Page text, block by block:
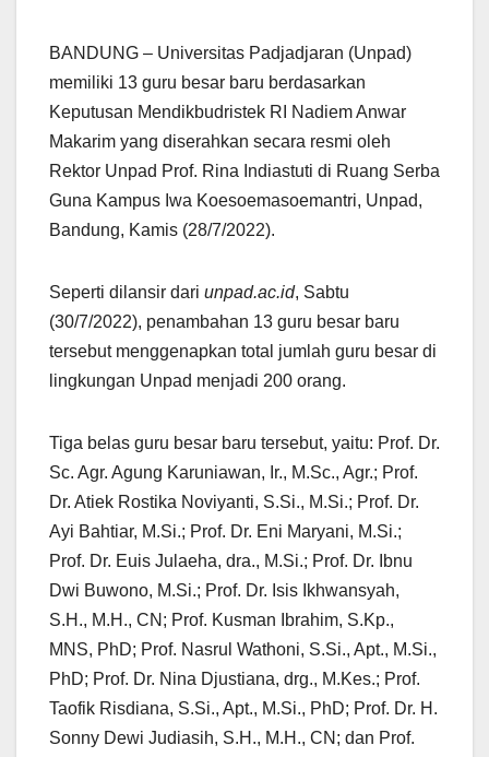
BANDUNG – Universitas Padjadjaran (Unpad)
memiliki 13 guru besar baru berdasarkan
Keputusan Mendikbudristek RI Nadiem Anwar
Makarim yang diserahkan secara resmi oleh
Rektor Unpad Prof. Rina Indiastuti di Ruang Serba
Guna Kampus Iwa Koesoemasoemantri, Unpad,
Bandung, Kamis (28/7/2022).
Seperti dilansir dari unpad.ac.id, Sabtu
(30/7/2022), penambahan 13 guru besar baru
tersebut menggenapkan total jumlah guru besar di
lingkungan Unpad menjadi 200 orang.
Tiga belas guru besar baru tersebut, yaitu: Prof. Dr.
Sc. Agr. Agung Karuniawan, Ir., M.Sc., Agr.; Prof.
Dr. Atiek Rostika Noviyanti, S.Si., M.Si.; Prof. Dr.
Ayi Bahtiar, M.Si.; Prof. Dr. Eni Maryani, M.Si.;
Prof. Dr. Euis Julaeha, dra., M.Si.; Prof. Dr. Ibnu
Dwi Buwono, M.Si.; Prof. Dr. Isis Ikhwansyah,
S.H., M.H., CN; Prof. Kusman Ibrahim, S.Kp.,
MNS, PhD; Prof. Nasrul Wathoni, S.Si., Apt., M.Si.,
PhD; Prof. Dr. Nina Djustiana, drg., M.Kes.; Prof.
Taofik Risdiana, S.Si., Apt., M.Si., PhD; Prof. Dr. H.
Sonny Dewi Judiasih, S.H., M.H., CN; dan Prof.